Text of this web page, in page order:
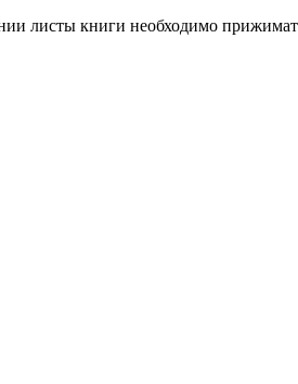
листы книги необходимо